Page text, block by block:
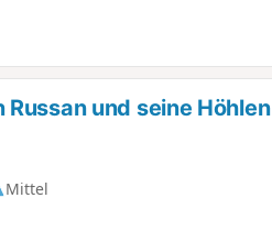
Russan und seine Höhlen
Mittel